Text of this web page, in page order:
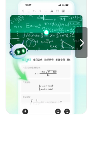
占卜、智能注释、文案